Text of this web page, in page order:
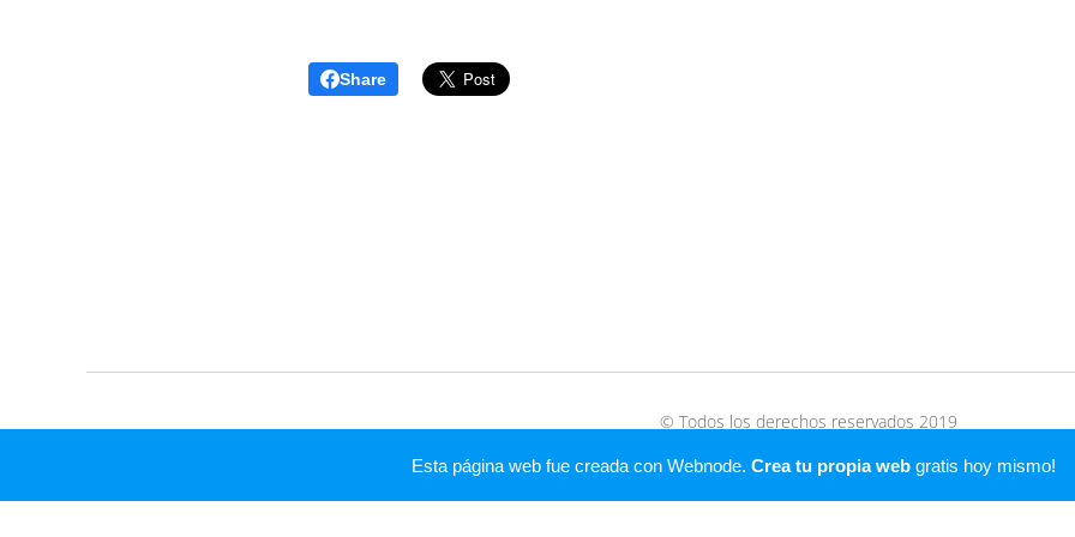
Share
© Todos los derechos reservados 2019
Esta página web fue creada con Webnode. Crea tu propia web gratis hoy mismo!